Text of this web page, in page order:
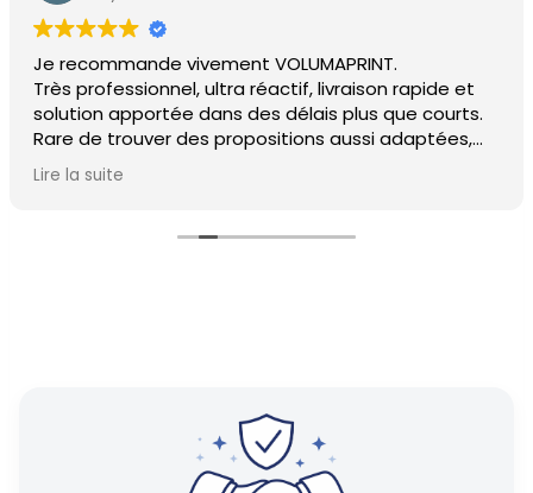
Je recommande vivement VOLUMAPRINT.
Très professionnel, ultra réactif, livraison rapide et
solution apportée dans des délais plus que courts.
Rare de trouver des propositions aussi adaptées,
sans engagements longs et contraignants.
Une équipe dynamique, sympathique, réactive.
Lire la suite